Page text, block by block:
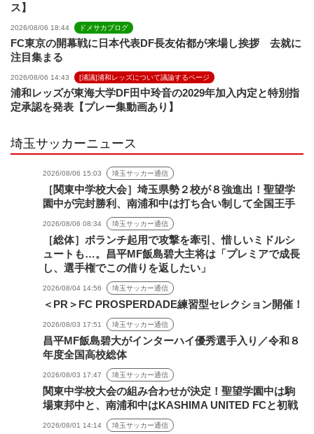
ス】
2026/08/06 18:44 ドメサカブログ
FC東京の開幕戦に日本代表DF長友佑都が来場し挨拶 去就に
注目集まる
2026/08/06 14:43 [浦議]浦和レッズについて議論するページ
浦和レッズが東海大学DF田中玲音の2029年加入内定と特別指
定承認を発表【プレー集動画あり】
埼玉サッカーニュース
2026/08/06 15:03 埼玉サッカー通信
［関東中学校大会］埼玉県勢２校が８強進出！聖望学
園中が完封勝利、南浦和中は打ち合い制して全国王手
2026/08/06 08:34 埼玉サッカー通信
［総体］ボランチ起用で攻撃を牽引、惜しいミドルシ
ュートも…。昌平MF飯島碧大主将は「プレミアで成長
し、選手権でこの借りを返したい」
2026/08/04 14:56 埼玉サッカー通信
＜PR＞FC PROSPERDADE練習型セレクション開催！
2026/08/03 17:51 埼玉サッカー通信
昌平MF飯島碧大がインターハイ優秀選手入り／令和８
年度全国高校総体
2026/08/03 17:47 埼玉サッカー通信
関東中学校大会の組み合わせが決定！聖望学園中は駒
場東邦中と、南浦和中はKASHIMA UNITED FCと初戦
2026/08/01 14:14 埼玉サッカー通信